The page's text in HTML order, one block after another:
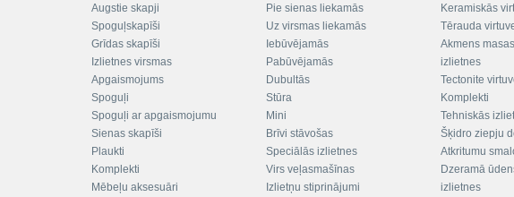
Augstie skapji
Spoguļskapīši
Grīdas skapīši
Izlietnes virsmas
Apgaismojums
Spoguļi
Spoguļi ar apgaismojumu
Sienas skapīši
Plaukti
Komplekti
Mēbeļu aksesuāri
Pie sienas liekamās
Uz virsmas liekamās
Iebūvējamās
Pabūvējamās
Dubultās
Stūra
Mini
Brīvi stāvošas
Speciālās izlietnes
Virs veļasmašīnas
Izlietņu stiprinājumi
Keramiskās
Tērauda
Akmens
izlietnes
Tectonite
Komplekti
Tehniskās
Šķidro ziepju
Atkritumu
Dzeramā
izlietnes